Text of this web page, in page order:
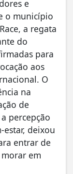
e
o município
a regata
do
para
aos
O
na
de
percepção
deixou
entrar de
em